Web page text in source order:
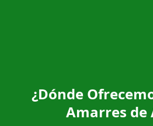
¿Dónde
Amarres de